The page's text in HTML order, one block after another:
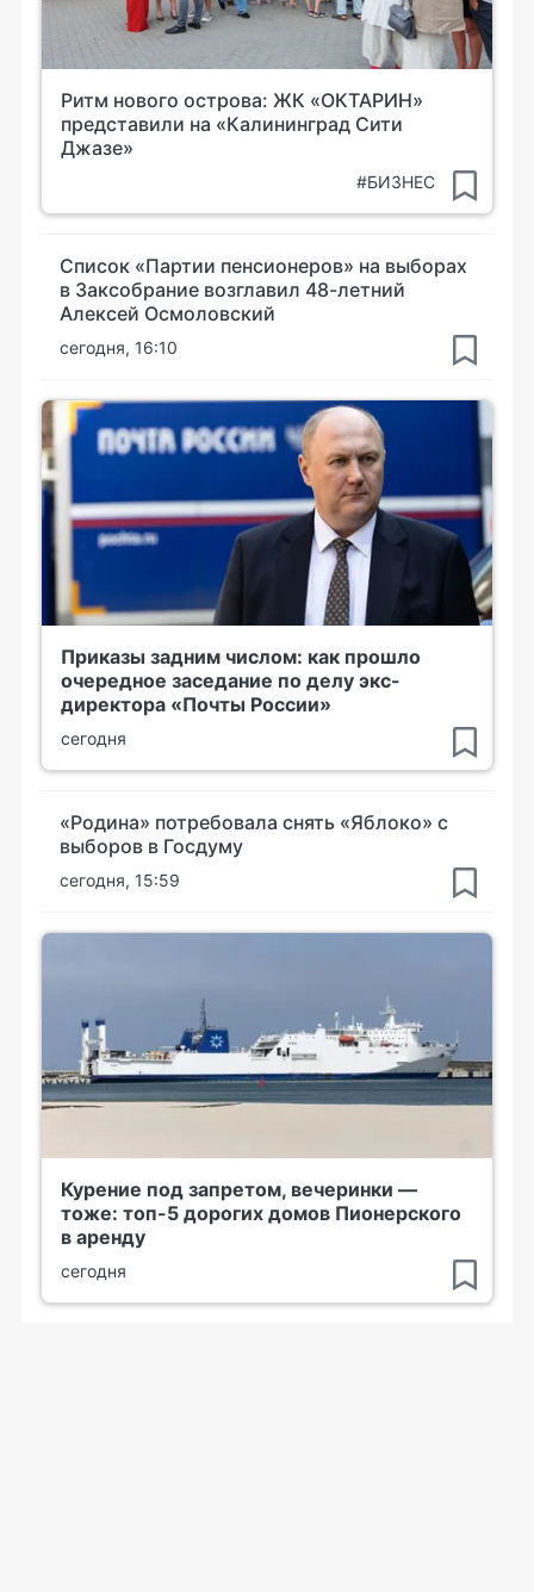
Ритм нового острова: ЖК «ОКТАРИН»
представили на «Калининград Сити
Джазе»
#БИЗНЕС
Список «Партии пенсионеров» на выборах
в Заксобрание возглавил 48-летний
Алексей Осмоловский
сегодня, 16:10
Приказы задним числом: как прошло
очередное заседание по делу экс-
директора «Почты России»
сегодня
«Родина» потребовала снять «Яблоко» с
выборов в Госдуму
сегодня, 15:59
Курение под запретом, вечеринки —
тоже: топ-5 дорогих домов Пионерского
в аренду
сегодня